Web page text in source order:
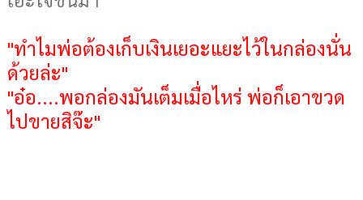
"ทำไมพ่อต้องเก็บเงินเยอะแยะไว้ในกล่องนั่น
ด้วยล่ะ"
"อ๋อ....พอกล่องมันเต็มเมื่อไหร่ พ่อก็เอาขวด
ไปขายสิจ๊ะ"